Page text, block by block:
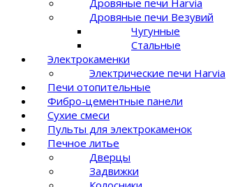
Дровяные печи Harvia
Дровяные печи Везувий
Чугунные
Стальные
Электрокаменки
Электрические печи Harvia
Печи отопительные
Фибро-цементные панели
Сухие смеси
Пульты для электрокаменок
Печное литье
Дверцы
Задвижки